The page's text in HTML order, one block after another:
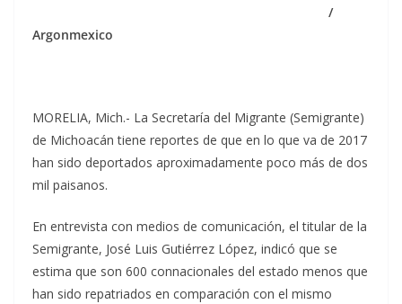
/
Argonmexico
MORELIA, Mich.- La Secretaría del Migrante (Semigrante)
de Michoacán tiene reportes de que en lo que va de 2017
han sido deportados aproximadamente poco más de dos
mil paisanos.
En entrevista con medios de comunicación, el titular de la
Semigrante, José Luis Gutiérrez López, indicó que se
estima que son 600 connacionales del estado menos que
han sido repatriados en comparación con el mismo